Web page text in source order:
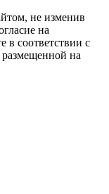
не изменив
на
в соответствии с
размещенной на